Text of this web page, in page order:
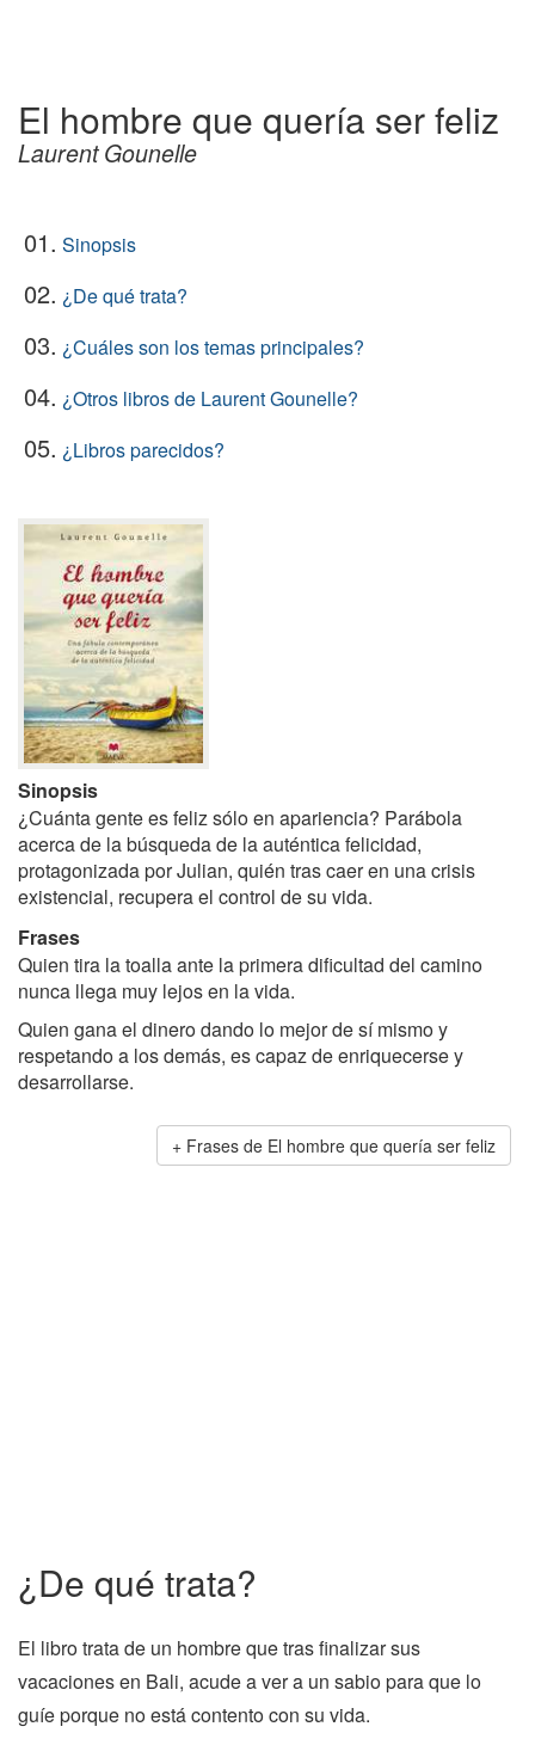
El hombre que quería ser feliz
Laurent Gounelle
01. Sinopsis
02. ¿De qué trata?
03. ¿Cuáles son los temas principales?
04. ¿Otros libros de Laurent Gounelle?
05. ¿Libros parecidos?
Sinopsis
¿Cuánta gente es feliz sólo en apariencia? Parábola
acerca de la búsqueda de la auténtica felicidad,
protagonizada por Julian, quién tras caer en una crisis
existencial, recupera el control de su vida.
Frases
Quien tira la toalla ante la primera dificultad del camino
nunca llega muy lejos en la vida.
Quien gana el dinero dando lo mejor de sí mismo y
respetando a los demás, es capaz de enriquecerse y
desarrollarse.
Frases de El hombre que quería ser feliz
¿De qué trata?
El libro trata de un hombre que tras finalizar sus
vacaciones en Bali, acude a ver a un sabio para que lo
guíe porque no está contento con su vida.